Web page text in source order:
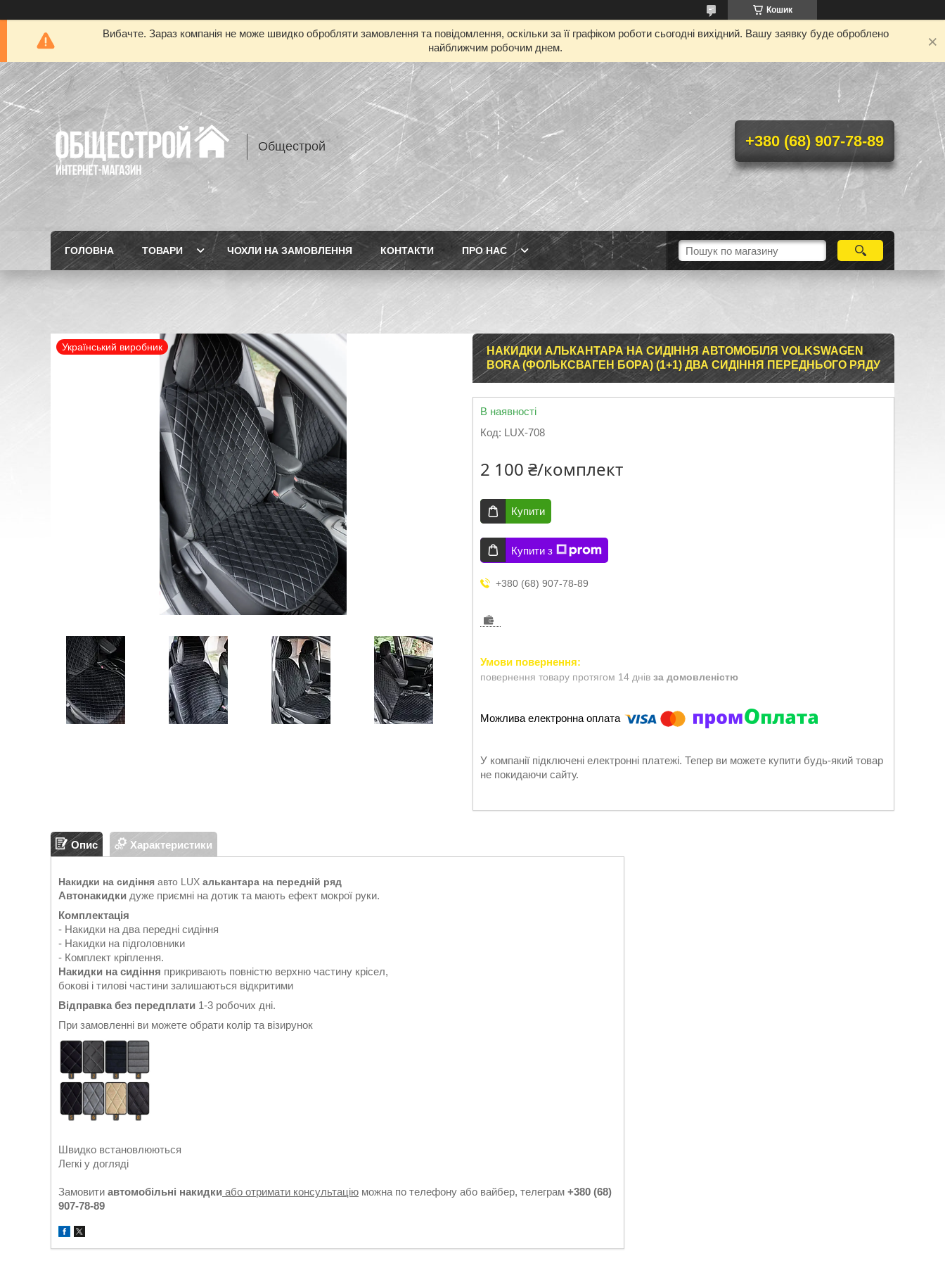
Кошик
Вибачте. Зараз компанія не може швидко обробляти замовлення та повідомлення, оскільки за її графіком роботи сьогодні вихідний. Вашу заявку буде оброблено
найближчим робочим днем.
Общестрой +380 (68) 907-78-89
ГОЛОВНА ТОВАРИ ЧОХЛИ НА ЗАМОВЛЕННЯ КОНТАКТИ ПРО НАС
Український виробник
НАКИДКИ АЛЬКАНТАРА НА СИДІННЯ АВТОМОБІЛЯ VOLKSWAGEN
BORA (ФОЛЬКСВАГЕН БОРА) (1+1) ДВА СИДІННЯ ПЕРЕДНЬОГО РЯДУ
В наявності
Код: LUX-708
2 100 ₴/комплект
Купити
Купити з
+380 (68) 907-78-89
повернення товару протягом 14 днів за домовленістю
У компанії підключені електронні платежі. Тепер ви можете купити будь-який товар
не покидаючи сайту.
Опис Характеристики
Накидки на сидіння авто LUX алькантара на передній ряд
Автонакидки дуже приємні на дотик та мають ефект мокрої руки.
Комплектація
- Накидки на два передні сидіння
- Накидки на підголовники
- Комплект кріплення.
Накидки на сидіння прикривають повністю верхню частину крісел,
бокові і тилові частини залишаються відкритими
Відправка без передплати 1-3 робочих дні.
При замовленні ви можете обрати колір та візирунок
Швидко встановлюються
Легкі у догляді
Замовити автомобільні накидки або отримати консультацію можна по телефону або вайбер, телеграм +380 (68)
907-78-89